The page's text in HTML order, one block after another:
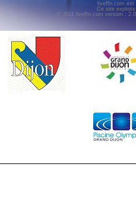
liveffn.com est
Ce site
© 2011 liveffn.com version :